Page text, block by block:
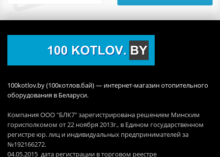
100kotlov.by (100котлов.бай) — интернет-магазин отопительного
оборудования в Беларуси.
Компания ООО "БЛК7" зарегистрирована решением Минским
горисполкомом от 22 ноября 2013г., в Едином государственном
регистре юр. лиц и индивидуальных предпринимателей за
№192166272.
04.05.2015 дата регистрации в торговом реестре